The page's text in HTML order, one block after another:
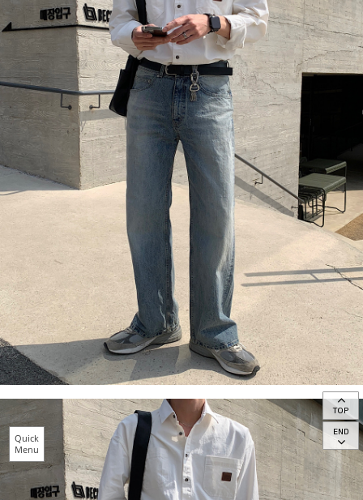
Quick
Menu
TOP
END